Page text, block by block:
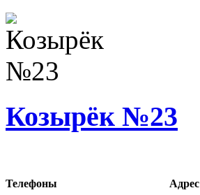
Козырёк №23
Телефоны Адрес